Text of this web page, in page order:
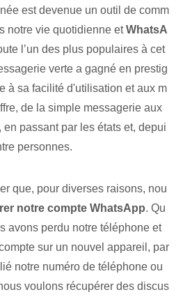
est devenue un outil de comm
notre vie quotidienne etWhatsA
l’un des plus populaires à cet
verte a gagné en prestig
à sa facilité d'utilisation et aux m
de la simple messagerie aux
passant par les états et, depui
personnes.
que, pour diverses raisons, nou
notre compte WhatsApp.​ Qu
avons perdu notre téléphone et
sur un nouvel appareil, par
notre numéro de téléphone ou
voulons récupérer des discus